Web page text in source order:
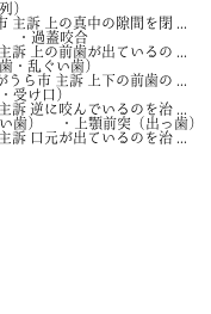
列）
主訴 上の真中の隙間を閉 ...
・過蓋咬合
訴 上の前歯が出ているの ...
歯・乱ぐい歯）
ら市 主訴 上下の前歯の ...
受け口）
訴 逆に咬んでいるのを治 ...
い歯） ・上顎前突（出っ歯
訴 口元が出ているのを治 ...